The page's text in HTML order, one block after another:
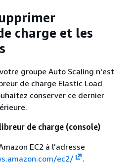
charge et les
groupe Auto Scaling n'est
de charge Elastic Load
conserver ce dernier
de charge (console)
EC2 à l’adresse
ec2/
.